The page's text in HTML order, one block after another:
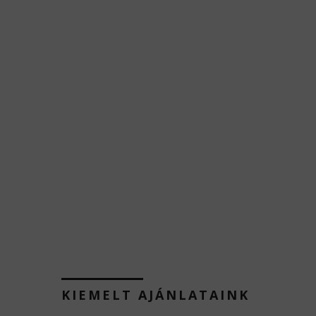
KIEMELT AJÁNLATAINK